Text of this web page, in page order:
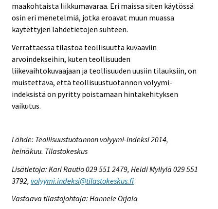
maakohtaista liikkumavaraa. Eri maissa siten käytössä
osin eri menetelmiä, jotka eroavat muun muassa
käytettyjen lähdetietojen suhteen.
Verrattaessa tilastoa teollisuutta kuvaaviin
arvoindekseihin, kuten teollisuuden
liikevaihtokuvaajaan ja teollisuuden uusiin tilauksiin, on
muistettava, että teollisuustuotannon volyymi-
indeksistä on pyritty poistamaan hintakehityksen
vaikutus.
Lähde: Teollisuustuotannon volyymi-indeksi 2014,
heinäkuu. Tilastokeskus
Lisätietoja: Kari Rautio 029 551 2479, Heidi Myllylä 029 551
3792, volyymi.indeksi@tilastokeskus.fi
Vastaava tilastojohtaja: Hannele Orjala